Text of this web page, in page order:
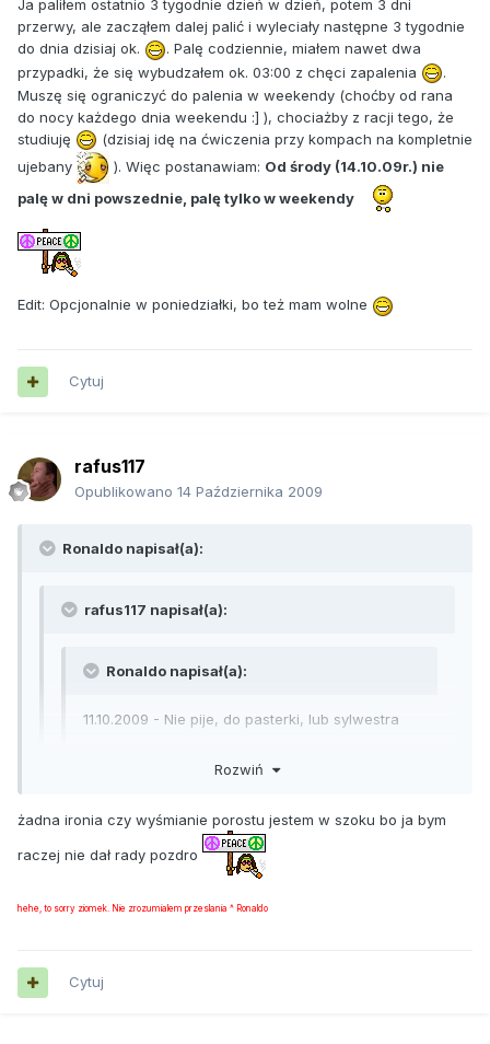
Ja paliłem ostatnio 3 tygodnie dzień w dzień, potem 3 dni
przerwy, ale zacząłem dalej palić i wyleciały następne 3 tygodnie
do dnia dzisiaj ok.
. Palę codziennie, miałem nawet dwa
przypadki, że się wybudzałem ok. 03:00 z chęci zapalenia
.
Muszę się ograniczyć do palenia w weekendy (choćby od rana
do nocy każdego dnia weekendu :] ), chociażby z racji tego, że
studiuję
(dzisiaj idę na ćwiczenia przy kompach na kompletnie
ujebany
). Więc postanawiam: Od środy (14.10.09r.) nie
palę w dni powszednie, palę tylko w weekendy
Edit: Opcjonalnie w poniedziałki, bo też mam wolne
Cytuj
rafus117
Opublikowano 14 Października 2009
Ronaldo napisał(a):
rafus117 napisał(a):
Ronaldo napisał(a):
11.10.2009 - Nie pije, do pasterki, lub sylwestra
Nie wiem, czy to miala byc ironia, wysmianie? czy co hehe,
ale nie masz pojecia jaka jest sytuacja u mnie z alkoholem,
wiec zostaw takie teksty dla siebie chlopak.
Rozwiń
żadna ironia czy wyśmianie porostu jestem w szoku bo ja bym
raczej nie dał rady pozdro
hehe, to sorry ziomek. Nie zrozumialem przeslania ^ Ronaldo
Cytuj